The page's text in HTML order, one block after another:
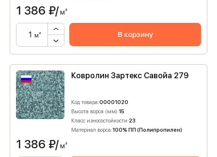
1 386 ₽/м²
м² В корзину
Ковролин Зартекс Савойа 279
Код товара:00001020
Высота ворса (мм):15
Класс износостойкости:23
Материал ворса:100% ПП (Полипропилен)
1 386 ₽/м²